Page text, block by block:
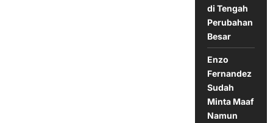
di Tengah
Perubahan
Besar
Enzo
Fernandez
Sudah
Minta Maaf
Namun